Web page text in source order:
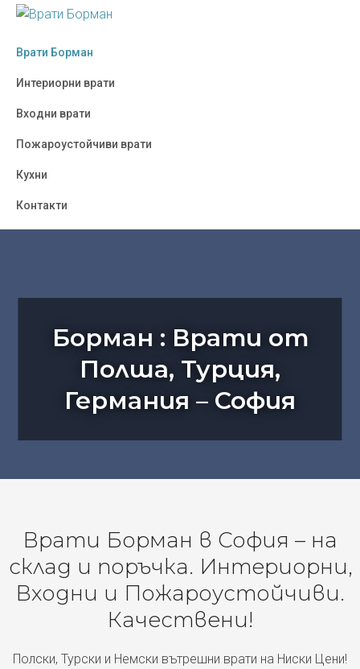
Skip
primary
Skip
main
Skip
footer
БОРМАН
:
Врати
Полша,
Украйна,
-
София
Врати Борман
Интериорни врати
Входни врати
Пожароустойчиви врати
Кухни
Контакти
Борман : Врати от
Полша, Турция,
Германия – София
Врати Борман в София – на
склад и поръчка. Интериорни,
Входни и Пожароустойчиви.
Качествени!
Полски, Турски и Немски вътрешни врати на Ниски Цени!